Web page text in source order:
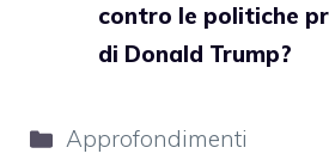
contro le politiche
di Donald Trump?
Categorie
Approfondimenti